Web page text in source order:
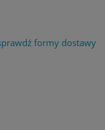
płatnościformy dostawy